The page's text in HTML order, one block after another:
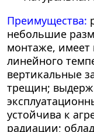
Преимущества:
небольшие
монтаже,
линейного
вертикальные
трещин;
устойчива к
радиации;